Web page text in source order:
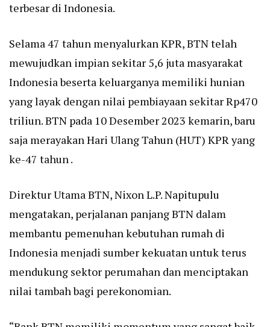
terbesar di Indonesia.
Selama 47 tahun menyalurkan KPR, BTN telah
mewujudkan impian sekitar 5,6 juta masyarakat
Indonesia beserta keluarganya memiliki hunian
yang layak dengan nilai pembiayaan sekitar Rp470
triliun. BTN pada 10 Desember 2023 kemarin, baru
saja merayakan Hari Ulang Tahun (HUT) KPR yang
ke-47 tahun .
Direktur Utama BTN, Nixon L.P. Napitupulu
mengatakan, perjalanan panjang BTN dalam
membantu pemenuhan kebutuhan rumah di
Indonesia menjadi sumber kekuatan untuk terus
mendukung sektor perumahan dan menciptakan
nilai tambah bagi perekonomian.